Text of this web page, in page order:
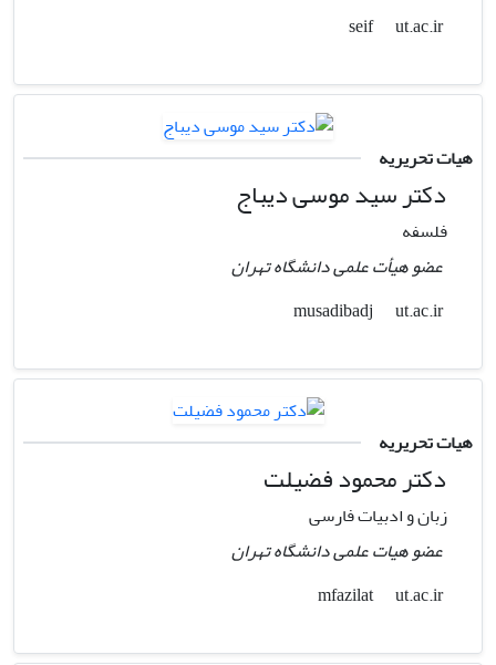
seif
ut.ac.ir
هیات تحریریه
دکتر سید موسی دیباج
فلسفه
عضو هیأت علمی دانشگاه تهران
musadibadj
ut.ac.ir
هیات تحریریه
دکتر محمود فضیلت
زبان و ادبیات فارسی
عضو هیات علمی دانشگاه تهران
mfazilat
ut.ac.ir